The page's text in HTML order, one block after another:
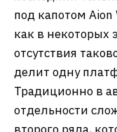
под капотом
как в некоторых
отсутствия
делит одну
Традиционно в
отдельности
второго ряда,